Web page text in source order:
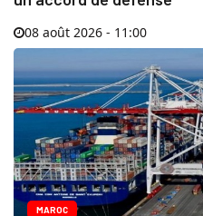
08 août 2026 - 11:00
MAROC